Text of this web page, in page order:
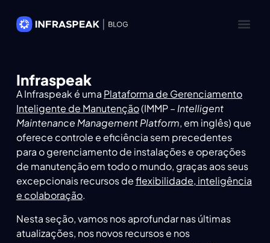
Infraspeak
A Infraspeak é uma Plataforma de Gerenciamento
Inteligente de Manutenção(IMMP –Intelligent
Maintenance Management Platform, em inglês) que
oferece controle e eficiência sem precedentes
para o gerenciamento de instalações e operações
de manutenção em todo o mundo, graças aos seus
excepcionais recursos deflexibilidade, inteligência
e colaboração.
Nesta seção, vamos nos aprofundar nas últimas
atualizações, nos novos recursos e nos